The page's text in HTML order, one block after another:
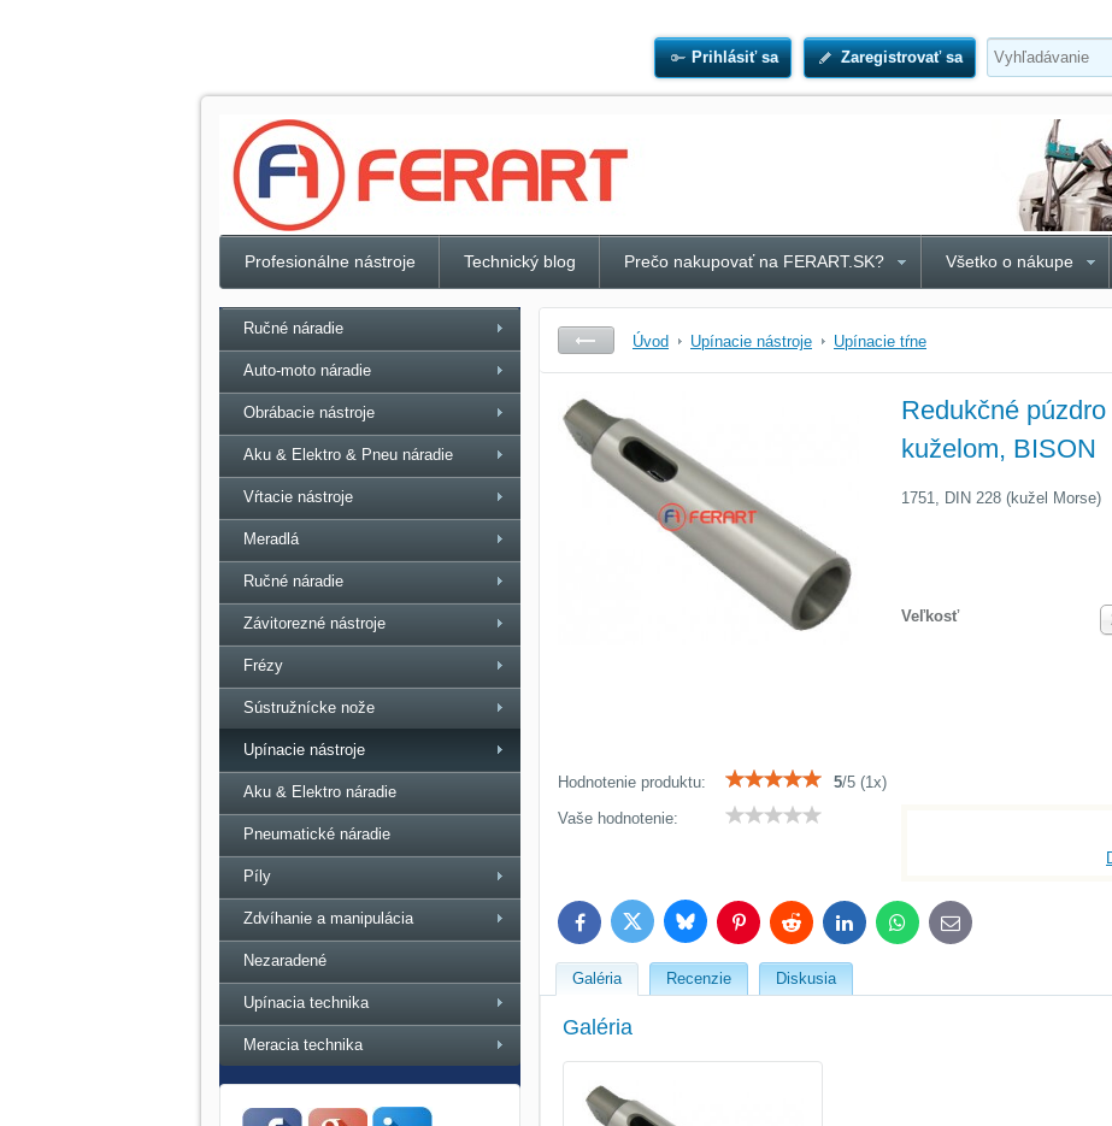
Prihlásiť sa Zaregistrovať sa
Profesionálne nástroje Technický blog Prečo nakupovať na FERART.SK? Všetko o nákupe
Úvod Upínacie nástroje Upínacie tŕne
Redukčné
kuželom, BISON
Hodnotenie produktu: 5/5 (1x)
Vaše hodnotenie:
1751, DIN 228 (kužel Morse)
Veľkosť
FacebookTwitter BlueskyPinterestReddit LinkedInWhatsApp
E-
mail
Galéria Recenzie Diskusia
Galéria
Ručné náradie
Auto-moto náradie
Obrábacie nástroje
Aku & Elektro & Pneu náradie
Vŕtacie nástroje
Meradlá
Ručné náradie
Závitorezné nástroje
Frézy
Sústružnícke nože
Upínacie nástroje
Aku & Elektro náradie
Pneumatické náradie
Píly
Zdvíhanie a manipulácia
Nezaradené
Upínacia technika
Meracia technika